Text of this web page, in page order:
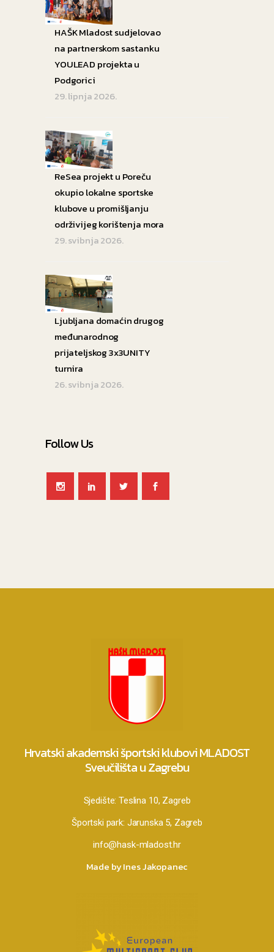
HAŠK Mladost sudjelovao
na partnerskom sastanku
YOULEAD projekta u
Podgorici
29. lipnja 2026.
ReSea projekt u Poreču
okupio lokalne sportske
klubove u promišljanju
održivijeg korištenja mora
29. svibnja 2026.
Ljubljana domaćin drugog
međunarodnog
prijateljskog 3x3UNITY
turnira
26. svibnja 2026.
Follow Us
Hrvatski akademski športski klubovi MLADOST
Sveučilišta u Zagrebu
Sjedište:Teslina 10, Zagreb
Športski park: Jarunska 5, Zagreb
info@hask-mladost.hr
Made by Ines Jakopanec